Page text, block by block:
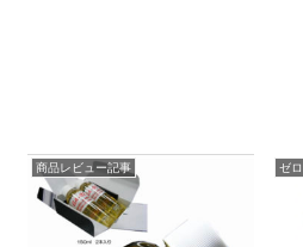
商品レビュー記事 ゼ